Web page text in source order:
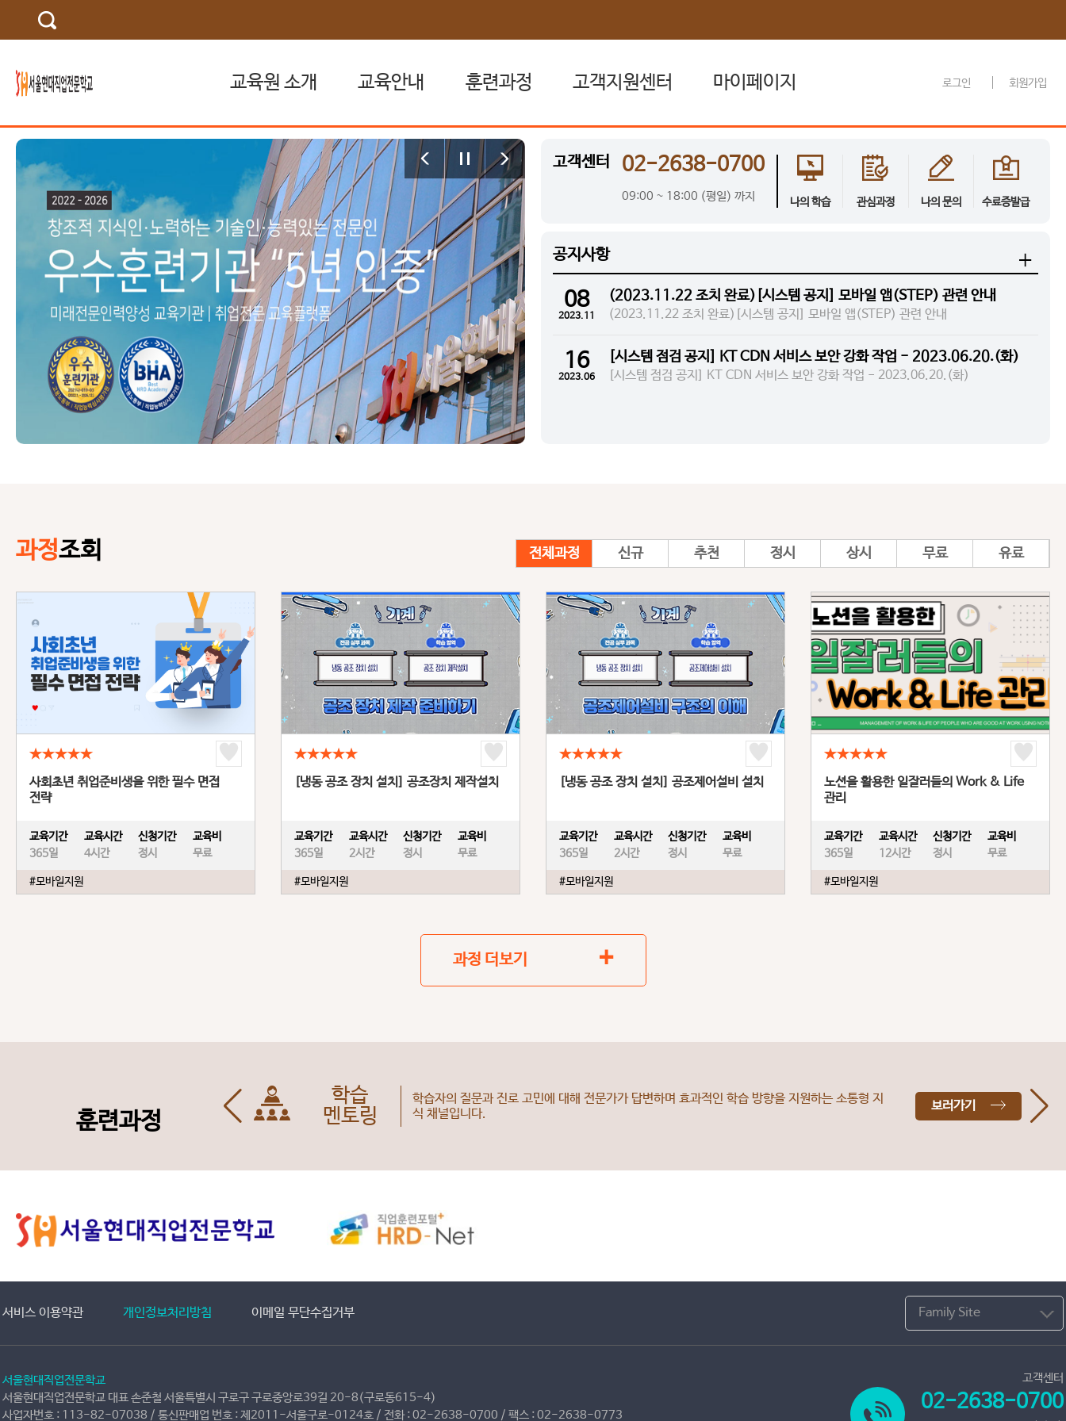
교육원 소개
교육기관 소개
인사말
연혁
찾아오시는 길
교육안내
고용보험 환급제도
국민내일배움카드
훈련과정
훈련일정
전체훈련과정
원격훈련과정
집체훈련과정
혼합훈련과정
고객지원센터
공지사항
1:1문의
원격지원서비스
마이페이지
관심과정
로그인 회원가입
고객센터 02-2638-0700
09:00 ~ 18:00 (평일) 까지 나의 학습 관심과정 나의 문의 수료증발급
공지사항 +
08
2023.11
(2023.11.22 조치 완료)[시스템 공지] 모바일 앱(STEP) 관련 안내
(2023.11.22 조치 완료)[시스템 공지] 모바일 앱(STEP) 관련 안내
16
2023.06
[시스템 점검 공지] KT CDN 서비스 보안 강화 작업 - 2023.06.20.(화)
[시스템 점검 공지] KT CDN 서비스 보안 강화 작업 - 2023.06.20.(화)
과정조회 전체과정 신규 추천 정시 상시 무료 유료
★★★★★
사회초년 취업준비생을 위한 필수 면접
전략
교육기간
365일
교육시간
4시간
신청기간
정시
교육비
무료
#모바일지원
★★★★★
[냉동 공조 장치 설치] 공조장치 제작설치
교육기간
365일
교육시간
2시간
신청기간
정시
교육비
무료
#모바일지원
★★★★★
[냉동 공조 장치 설치] 공조제어설비 설치
교육기간
365일
교육시간
2시간
신청기간
정시
교육비
무료
#모바일지원
★★★★★
노션을 활용한 일잘러들의 Work & Life
관리
교육기간
365일
교육시간
12시간
신청기간
정시
교육비
무료
#모바일지원
과정 더보기 +
훈련과정
보러가기
학습
멘토링
학습자의 질문과 진로 고민에 대해 전문가가 답변하며 효과적인 학습 방향을 지원하는 소통형 지
식 채널입니다.
보러가기
서비스 이용약관 개인정보처리방침 이메일 무단수집거부 Family Site
서울현대직업전문학교
서울현대직업전문학교 대표 손준철 서울특별시 구로구 구로중앙로39길 20-8(구로동615-4)
사업자번호 : 113-82-07038 / 통신판매업 번호 : 제2011-서울구로-0124호 / 전화 : 02-2638-0700 / 팩스 : 02-2638-0773
고객센터
02-2638-0700